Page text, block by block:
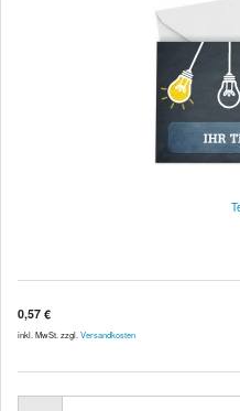
0,57 €
inkl. MwSt. zzgl. Versandkosten